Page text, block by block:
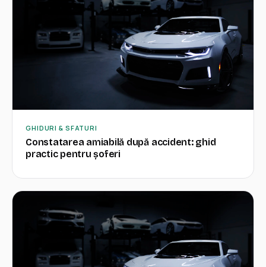
GHIDURI & SFATURI
Constatarea amiabilă după accident: ghid
practic pentru șoferi